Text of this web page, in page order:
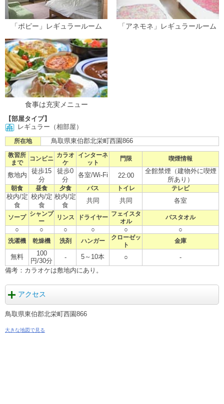
「ポピー」レギュラールーム 「アネモネ」レギュラールーム
食事は充実メニュー
【部屋タイプ】
レギュラー（相部屋）
所在地 鳥取県東伯郡北栄町西園866
教習所
まで
コンビニ
カラオ
ケ
インターネ
ット
門限 喫煙情報
敷地内
徒歩15
分
徒歩0
分
各室/Wi-Fi 22:00
全館禁煙（建物外に喫煙
所あり）
朝食 昼食 夕食 バス トイレ テレビ
校内/定
食
校内/定
食
校内/定
食
共同 共同 各室
ソープ
シャンプ
ー
リンス ドライヤー
フェイスタ
オル
バスタオル
○ ○ ○ ○ ○ ○
洗濯機 乾燥機 洗剤 ハンガー
クローゼッ
ト
金庫
無料
100
円/30分
- 5～10本 ○
-
備考：カラオケは敷地内にあり。
アクセス
鳥取県東伯郡北栄町西園866
大きな地図で見る